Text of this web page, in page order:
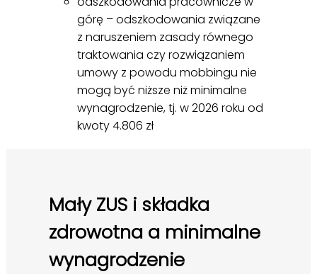
górę – odszkodowania związane
z naruszeniem zasady równego
traktowania czy rozwiązaniem
umowy z powodu mobbingu nie
mogą być niższe niż minimalne
wynagrodzenie, tj. w 2026 roku od
kwoty 4.806 zł
Mały ZUS i składka
zdrowotna a minimalne
wynagrodzenie